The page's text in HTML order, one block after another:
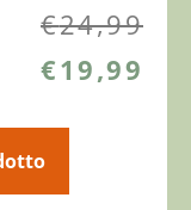
€24,99
€19,99